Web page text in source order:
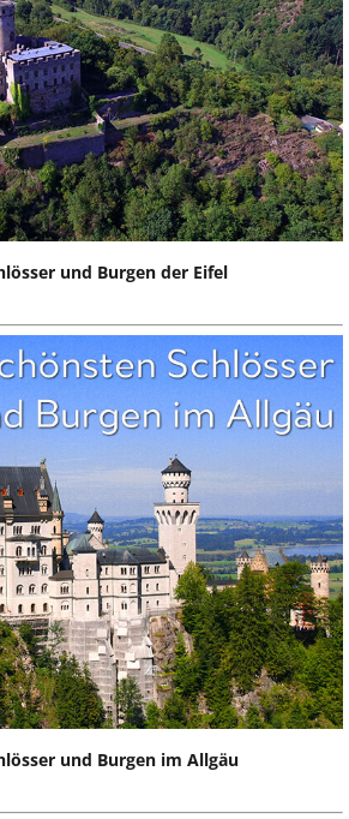
und Burgen der Eifel
und Burgen im Allgäu